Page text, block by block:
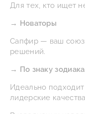
Для тех, кто ищет
→ Новаторы
Сапфир — ваш
решений.
→ По знаку зодиака
Идеально
лидерские